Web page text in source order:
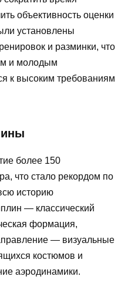
объективность оценки
установлены
и разминки, что
и молодым
к высоким требованиям
более 150
что стало рекордом по
историю
— классический
формация,
— визуальные
костюмов и
аэродинамики.